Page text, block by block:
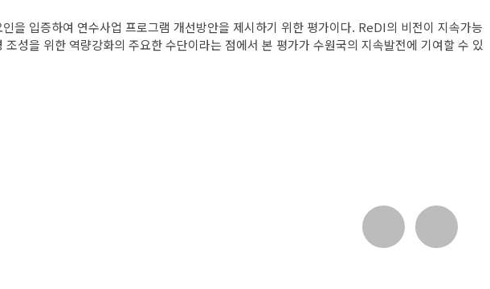
을 입증하여 연수사업 프로그램 개선방안을 제시하기 위한 평가이다. ReDI의 비전이 지속가능
성을 위한 역량강화의 주요한 수단이라는 점에서 본 평가가 수원국의 지속발전에 기여할 수 있